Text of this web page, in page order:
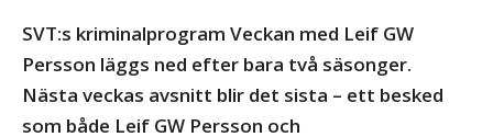
SVT:s kriminalprogram Veckan med Leif GW
Persson läggs ned efter bara två säsonger.
Nästa veckas avsnitt blir det sista – ett besked
som både Leif GW Persson och